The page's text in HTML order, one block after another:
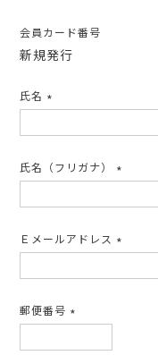
会員カード番号
新規発行
氏名
須)
氏名（フリガナ）
須)
Ｅメールアドレス
須)
郵便番号
須)